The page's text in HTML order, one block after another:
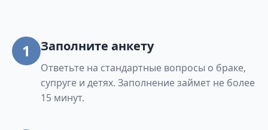
1 Заполните анкету
Ответьте на стандартные вопросы о браке,
супруге и детях. Заполнение займет не более
15 минут.